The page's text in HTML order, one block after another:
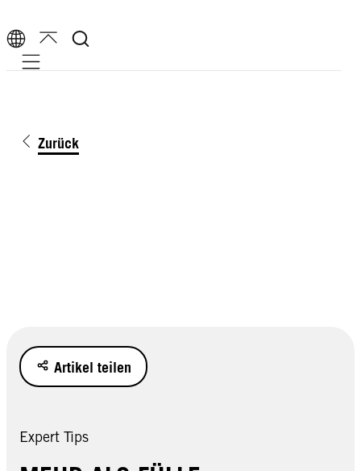
Mobile navigation
Zurück
Artikel teilen
Expert Tips